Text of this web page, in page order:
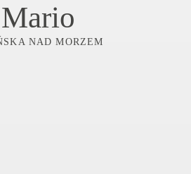
NAD MORZEM